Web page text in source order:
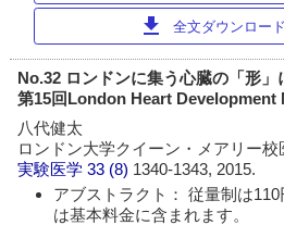
download 全文ダウンロー
No.32 ロンドンに集う心臓の「形
第15回London Heart Development
八代健太
ロンドン大学クイーン・メアリー校
実験医学 33 (8) 1340-1343, 2015.
アブストラクト： 従量制は
は基本料金に含まれます。